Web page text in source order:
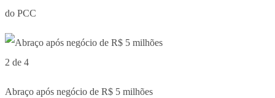
do PCC
2 de 4
Abraço após negócio de R$ 5 milhões